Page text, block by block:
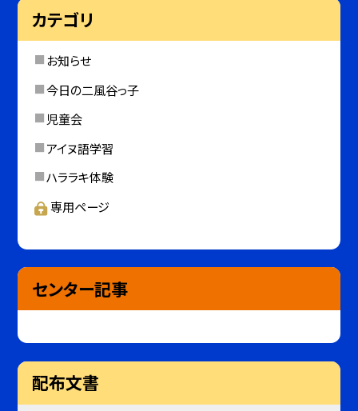
カテゴリ
お知らせ
今日の二風谷っ子
児童会
アイヌ語学習
ハララキ体験
専用ページ
センター記事
配布文書